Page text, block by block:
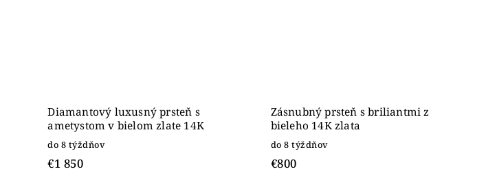
Diamantový luxusný prsteň s
ametystom v bielom zlate 14K
do 8 týždňov
€1 850
Zásnubný prsteň s briliantmi z
bieleho 14K zlata
do 8 týždňov
€800